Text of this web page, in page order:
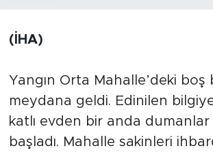
(İHA)
Yangın Orta Mahalle’deki boş
meydana geldi. Edinilen
katlı evden bir anda
başladı. Mahalle sakinleri